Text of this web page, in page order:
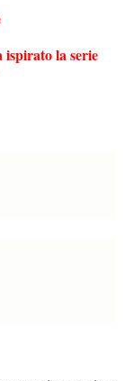
ispirato la serie